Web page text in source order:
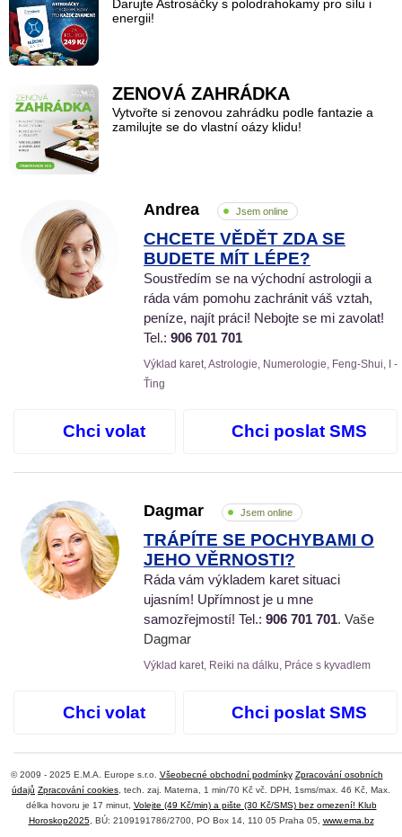
Darujte Astrosáčky s polodrahokamy pro sílu i
energii!
ZENOVÁ ZAHRÁDKA
Vytvořte si zenovou zahrádku podle fantazie a
zamilujte se do vlastní oázy klidu!
Andrea Jsem online
CHCETE VĚDĚT ZDA SE
BUDETE MÍT LÉPE?
Soustředím se na východní astrologii a
ráda vám pomohu zachránit váš vztah,
peníze, najít práci! Nebojte se mi zavolat!
Tel.: 906 701 701
Výklad karet, Astrologie, Numerologie, Feng-Shui, I -
Ťing
Chci volat Chci poslat SMS
Dagmar Jsem online
TRÁPÍTE SE POCHYBAMI O
JEHO VĚRNOSTI?
Ráda vám výkladem karet situaci
ujasním! Upřímnost je u mne
samozřejmostí! Tel.: 906 701 701. Vaše
Dagmar
Výklad karet, Reiki na dálku, Práce s kyvadlem
Chci volat Chci poslat SMS
© 2009 - 2025 E.M.A. Europe s.r.o. Všeobecné obchodní podmínky Zpracování osobních
údajů Zpracování cookies , tech. zaj. Materna, 1 min/70 Kč vč. DPH, 1sms/max. 46 Kč, Max.
délka hovoru je 17 minut, Volejte (49 Kč/min) a pište (30 Kč/SMS) bez omezení! Klub
Horoskop2025, BÚ: 2109191786/2700, PO Box 14, 110 05 Praha 05, www.ema.bz